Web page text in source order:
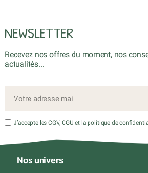
NEWSLETTER
Recevez nos offres du moment, nos
actualités...
J’accepte les CGV, CGU et la politique de
Nos univers